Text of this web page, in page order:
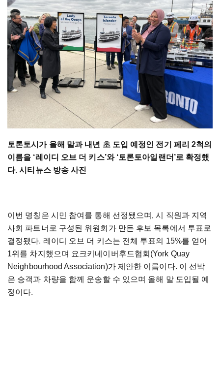
토론토시가 올해 말과 내년 초 도입 예정인 전기 페리 2척의
이름을 ‘레이디 오브 더 키스’와 ‘토론토아일랜더’로 확정했
다. 시티뉴스 방송 사진
이번 명칭은 시민 참여를 통해 선정됐으며, 시 직원과 지역
사회 파트너로 구성된 위원회가 만든 후보 목록에서 투표로
결정됐다. 레이디 오브 더 키스는 전체 투표의 15%를 얻어
1위를 차지했으며 요크키네이버후드협회(York Quay
Neighbourhood Association)가 제안한 이름이다. 이 선박
은 승객과 차량을 함께 운송할 수 있으며 올해 말 도입될 예
정이다.